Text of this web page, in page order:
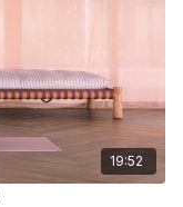
19:52